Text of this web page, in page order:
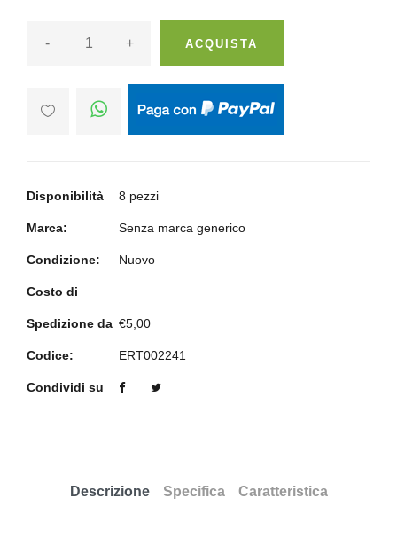
- + ACQUISTA
Disponibilità 8 pezzi
Marca: Senza marca generico
Condizione: Nuovo
Costo di
Spedizione da €5,00
Codice: ERT002241
Condividi su
Descrizione Specifica Caratteristica